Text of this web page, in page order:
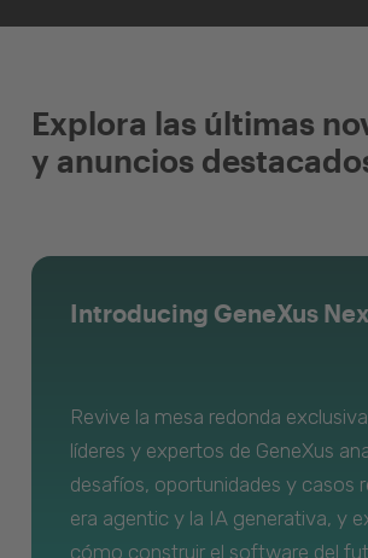
Explora las últimas
y anuncios
Introducing GeneXus
Revive la mesa redonda
líderes y expertos de GeneXus
desafíos, oportunidades y casos
era agentic y la IA generativa, y
cómo construir el software del